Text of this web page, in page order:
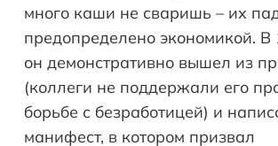
много каши не сваришь – их
предопределено экономикой. В
он демонстративно вышел из
(коллеги не поддержали его
борьбе с безработицей) и
манифест, в котором призвал